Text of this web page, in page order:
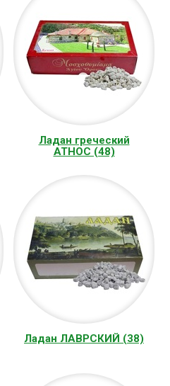
Ладан греческий
ATHOC (48)
Ладан ЛАВРСКИЙ (38)